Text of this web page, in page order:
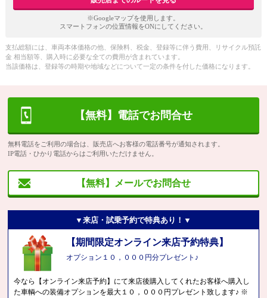
※Googleマップを使用します。
スマートフォンの位置情報をONにしてください。
支払総額には、車両本体価格の他、保険料、税金、登録等に伴う費用、リサイクル預託
金 相当額等、購入時に必要な全ての費用が含まれています。
当該価格は、登録等の時期や地域などについて一定の条件を付した価格になります。
【無料】電話でお問合せ
無料電話をご利用の場合は、販売店へお客様の電話番号が通知されます。
IP電話・ひかり電話からはご利用いただけません。
【無料】メールでお問合せ
▼来店・試乗予約で特典あり！▼
【期間限定オンライン来店予約特典】
オプション１０，０００円分プレゼント♪
今なら【オンライン来店予約】にて来店後購入してくれたお客様へ購入し
た車輌への装備オプションを最大１０，０００円プレゼント致します♪ ※